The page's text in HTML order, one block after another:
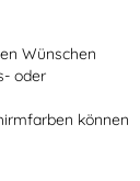
Wünschen
oder
können